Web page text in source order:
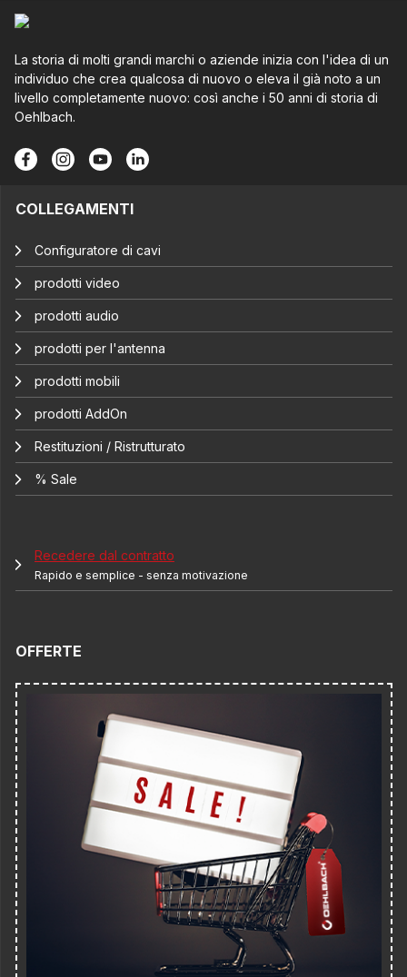
La storia di molti grandi marchi o aziende inizia con l'idea di un
individuo che crea qualcosa di nuovo o eleva il già noto a un
livello completamente nuovo: così anche i 50 anni di storia di
Oehlbach.
COLLEGAMENTI
Configuratore di cavi
prodotti video
prodotti audio
prodotti per l'antenna
prodotti mobili
prodotti AddOn
Restituzioni / Ristrutturato
% Sale
Recedere dal contratto
Rapido e semplice - senza motivazione
OFFERTE